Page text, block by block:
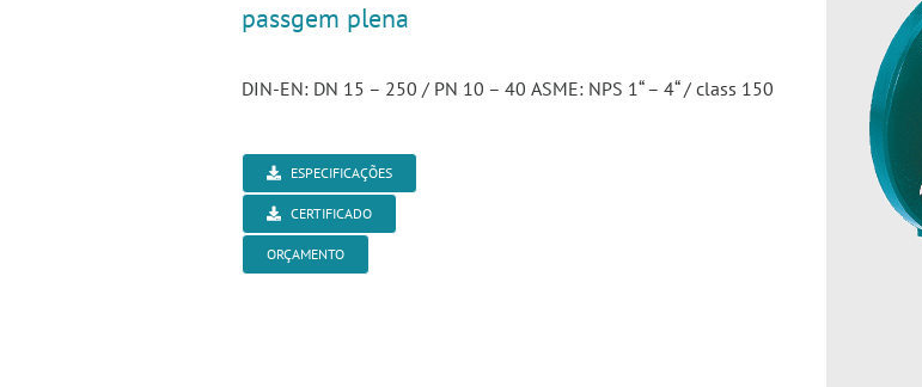
passgem plena
DIN-EN: DN 15 – 250 / PN 10 – 40 ASME: NPS 1“ – 4“ / class 150
ESPECIFICAÇÕES
CERTIFICADO
ORÇAMENTO